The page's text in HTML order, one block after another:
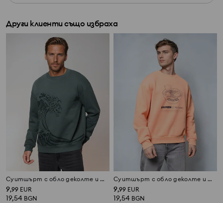
Други клиенти също избраха
Суитшърт с обло деколте и щампа
9,99 EUR
19,54 BGN
Суитшърт с обло деколте и щампа
9,99 EUR
19,54 BGN